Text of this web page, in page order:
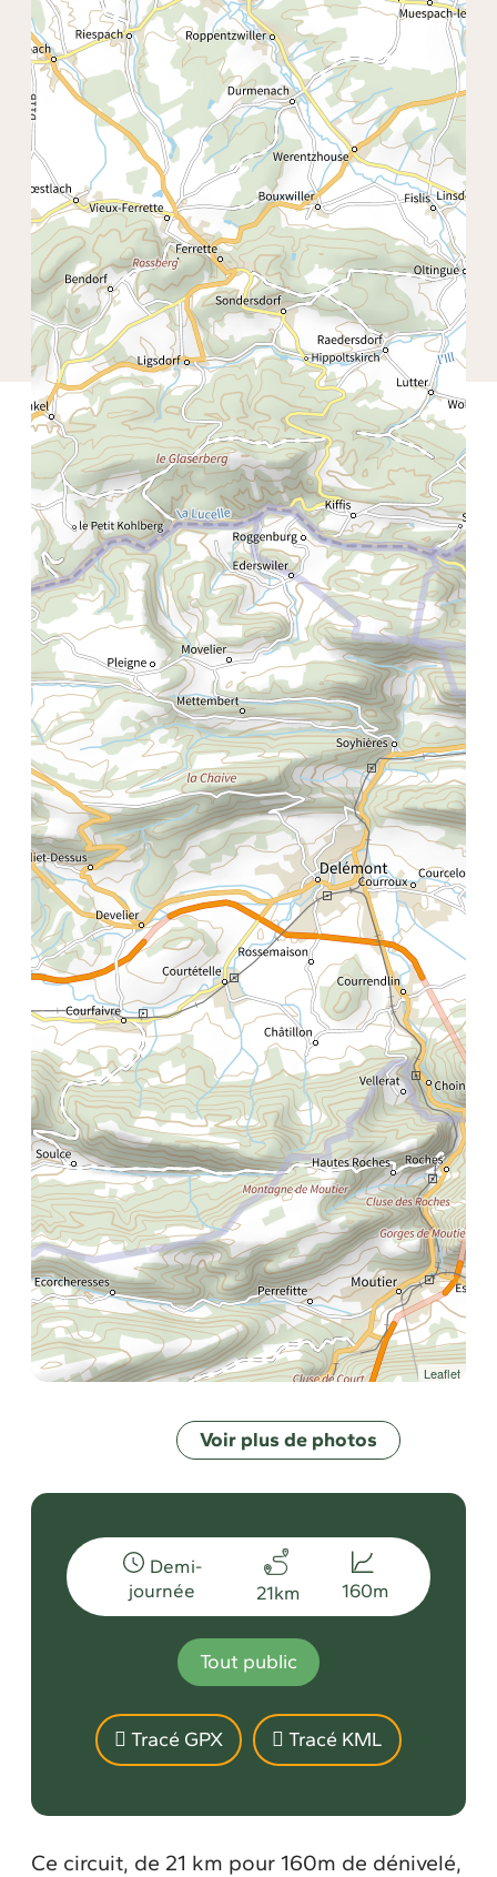
Leaflet
Voir plus de photos
Demi-
journée
21km 160m
Tout public
Tracé GPX Tracé KML
Ce circuit, de 21 km pour 160m de dénivelé,